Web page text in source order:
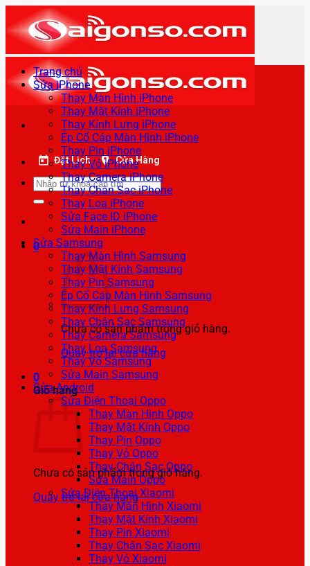
qua
nội
dung
Đặt Lịch Cửa Hàng
Tìm
kiếm:
0
Chưa có sản phẩm trong giỏ hàng.
Quay trở lại cửa hàng
0
Giỏ hàng
Chưa có sản phẩm trong giỏ hàng.
Quay trở lại cửa hàng
Trang chủ
Sửa iPhone
Thay Màn Hình iPhone
Thay Mặt Kính iPhone
Thay Kính Lưng iPhone
Ép Cổ Cáp Màn Hình iPhone
Thay Pin iPhone
Thay Vỏ iPhone
Thay Camera iPhone
Thay Chân Sạc iPhone
Thay Loa iPhone
Sửa Face ID iPhone
Sửa Main iPhone
Sửa Samsung
Thay Màn Hình Samsung
Thay Mặt Kính Samsung
Thay Pin Samsung
Ép Cổ Cáp Màn Hình Samsung
Thay Kính Lưng Samsung
Thay Chân Sạc Samsung
Thay Camera Samsung
Thay Loa Samsung
Thay Vỏ Samsung
Sửa Main Samsung
Sửa Android
Sửa Điện Thoại Oppo
Thay Màn Hình Oppo
Thay Mặt Kính Oppo
Thay Pin Oppo
Thay Vỏ Oppo
Thay Chân Sạc Oppo
Sửa Main Oppo
Sửa Điện Thoại Xiaomi
Thay Màn Hình Xiaomi
Thay Mặt Kính Xiaomi
Thay Pin Xiaomi
Thay Chân Sạc Xiaomi
Thay Vỏ Xiaomi